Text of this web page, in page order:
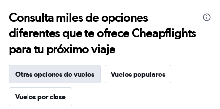
Consulta miles de opciones
diferentes que te ofrece Cheapflights
para tu próximo viaje
Otras opciones de vuelos Vuelos populares
Vuelos por clase